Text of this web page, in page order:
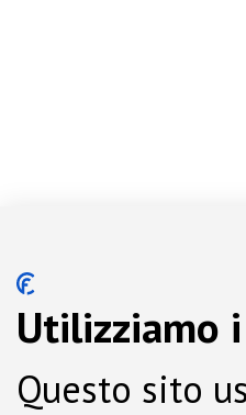
Utilizziamo
Questo sito